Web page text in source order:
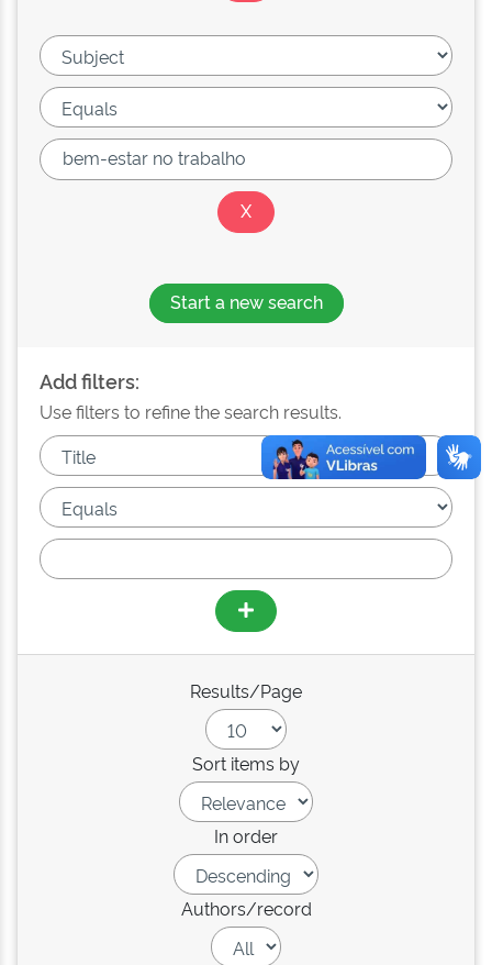
Start a new search
Add filters:
Use filters to refine the search results.
Results/Page
Sort items by
In order
Authors/record